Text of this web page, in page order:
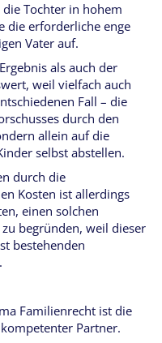
Tochter in hohem
die erforderliche enge
Vater auf.
als auch der
weil vielfach auch
Fall – die
durch den
allein auf die
selbst abstellen.
durch die
Kosten ist allerdings
einen solchen
begründen, weil dieser
bestehenden
Familienrecht ist die
Partner.